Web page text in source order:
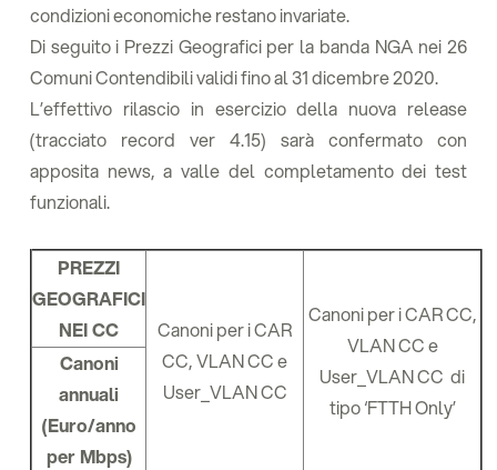
condizioni economiche restano invariate.
Di seguito i Prezzi Geografici per la banda NGA nei 26
Comuni Contendibili validi fino al 31 dicembre 2020.
L’effettivo rilascio in esercizio della nuova release
(tracciato record ver 4.15) sarà confermato con
apposita news, a valle del completamento dei test
funzionali.
PREZZI
GEOGRAFICI
NEI CC
Canoni per i CAR
CC, VLAN CC e
User_VLAN CC
Canoni per i CAR CC,
VLAN CC e
User_VLAN CC di
tipo ‘FTTH Only’
Canoni
annuali
(Euro/anno
per Mbps)